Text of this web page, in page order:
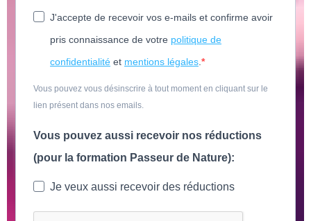
J'accepte de recevoir vos e-mails et confirme avoir
pris connaissance de votre politique de
confidentialité et mentions légales.
Vous pouvez vous désinscrire à tout moment en cliquant sur le
lien présent dans nos emails.
Vous pouvez aussi recevoir nos réductions
(pour la formation Passeur de Nature):
Je veux aussi recevoir des réductions